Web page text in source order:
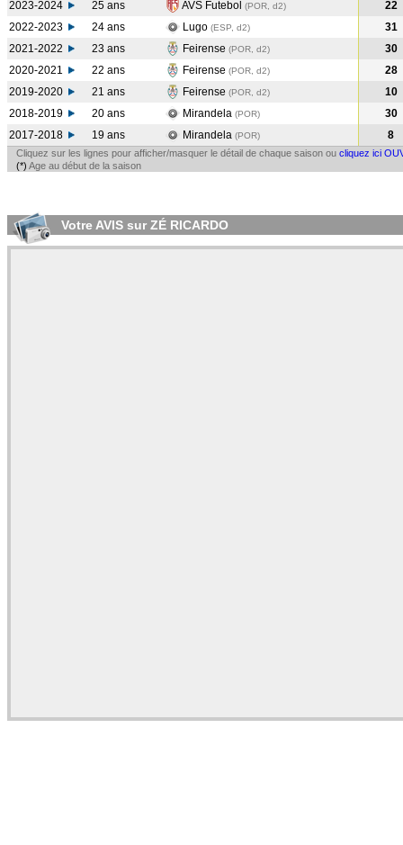
2023-2024
25 ans AVS Futebol (POR, d2)
22
2022-2023
24 ans Lugo (ESP, d2)
31
2021-2022
23 ans Feirense (POR, d2)
30
2020-2021
22 ans Feirense (POR, d2)
28
2019-2020
21 ans Feirense (POR, d2)
10
2018-2019
20 ans Mirandela (POR)
30
2017-2018
19 ans Mirandela (POR) 8
Cliquez sur les lignes pour afficher/masquer le détail de chaque saison ou cliquez ici
(*) Age au début de la saison
Votre AVIS sur ZÉ RICARDO